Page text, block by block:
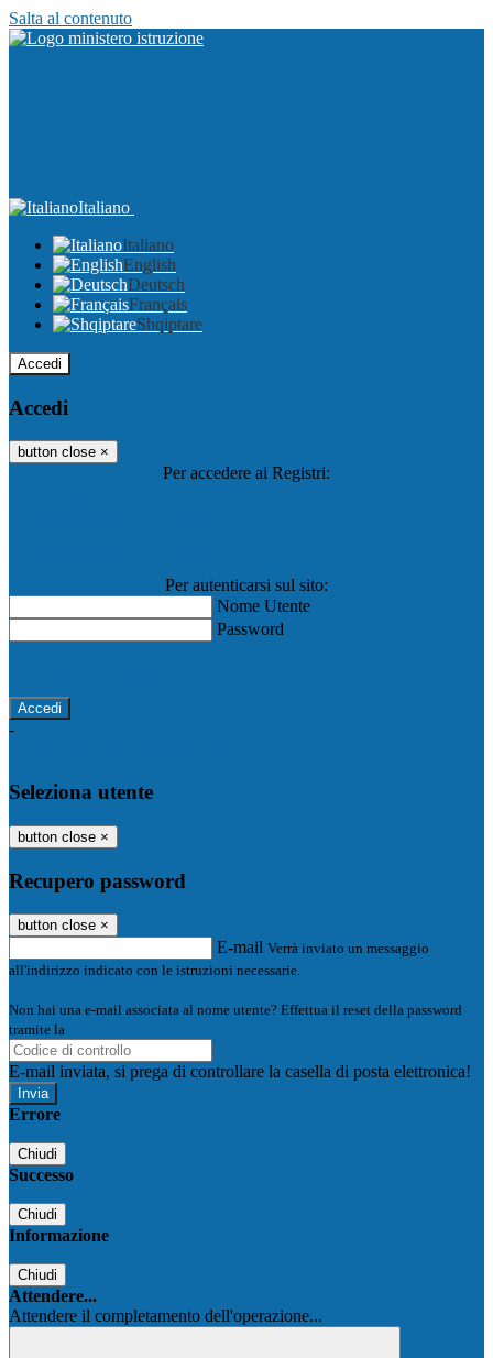
Salta al contenuto
Italiano
Italiano
English
Deutsch
Français
Shqiptare
Accedi
Accedi
button close ×
Per accedere ai Registri:
Per autenticarsi sul sito:
Nome Utente
Password
-
Seleziona utente
button close ×
Recupero password
button close ×
E-mail Verrà inviato un messaggio
all'indirizzo indicato con le istruzioni necessarie.
Non hai una e-mail associata al nome utente? Effettua il reset della password
tramite la
E-mail inviata, si prega di controllare la casella di posta elettronica!
Errore
Chiudi
Successo
Chiudi
Informazione
Chiudi
Attendere...
Attendere il completamento dell'operazione...